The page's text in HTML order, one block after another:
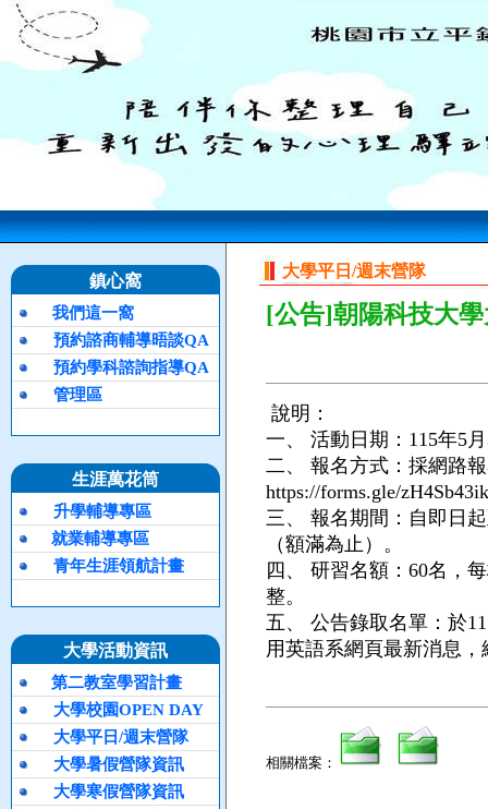
鎮心窩
我們這一窩
預約諮商輔導晤談QA
預約學科諮詢指導QA
管理區
生涯萬花筒
升學輔導專區
就業輔導專區
青年生涯領航計畫
大學活動資訊
第二教室學習計畫
大學校園OPEN DAY
大學平日/週末營隊
大學暑假營隊資訊
大學寒假營隊資訊
大學平日/週末營隊
[公告]朝陽科技大
說明：
一、
活動日期：115年5
二、
報名方式：採網路
https://forms.gle/
三、
報名期間：自即日
（額滿為止）。
四、
研習名額：60名，
整。
五、
公告錄取名單：於
用英語系網頁最新消息，
相關檔案：